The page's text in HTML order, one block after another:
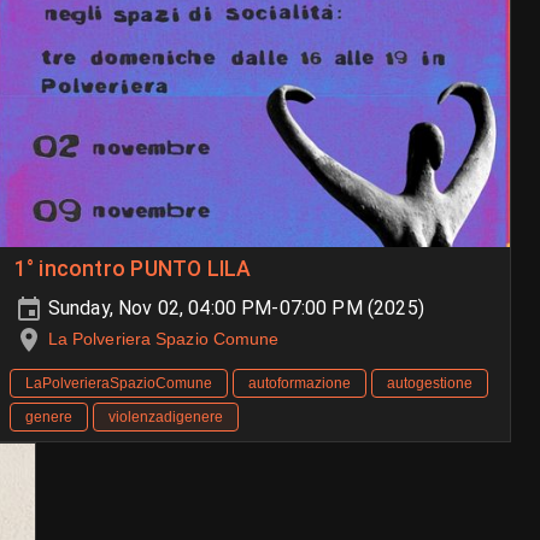
1° incontro PUNTO LILA
Sunday, Nov 02, 04:00 PM-07:00 PM (2025)
La Polveriera Spazio Comune
LaPolverieraSpazioComune autoformazione
autogestione
genere
violenzadigenere